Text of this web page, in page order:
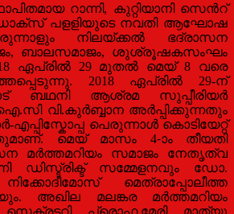
റാന്നി, കുറ്റിയാനി സെന്‍റ്
പളളിയുടെ നവതി ആഘോഷ
നിലയ്ക്കല്‍ ഭദ്രാസന
ബാലസമാജം, ശുശ്രൂഷകസംഘം
ഏപ്രില്‍ 29 മുതല്‍ മെയ് 8 വരെ
2018 ഏപ്രില്‍ 29-ന്
ബഥനി ആശ്രമ സുപ്പീരിയര്‍
വി.കുര്‍ബ്ബാന അര്‍പ്പിക്കുന്നതും
എപ്പിസ്കോപ്പ പെരുന്നാള്‍ കൊടിയേറ്റ്
മെയ് മാസം 4-ാം തീയതി
മര്‍ത്തമറിയം സമാജം നേതൃത്വ
ഡിസ്ട്രിക്ട് സമ്മേളനവും ഡോ.
മെത്രാപ്പോലീത്ത
അഖില മലങ്കര മര്‍ത്തമറിയം
പ്രൊഫ.മേരി മാത്യു